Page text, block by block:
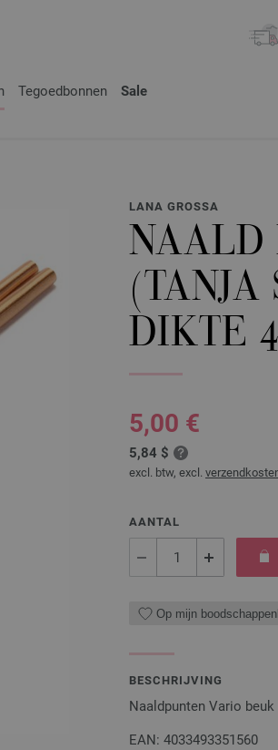
Tegoedbonnen Sale
LANA GROSSA
NAALD
(TANJA
DIKTE
5,00 €
5,84 $
excl. btw, excl.
AANTAL
Op mijn
BESCHRIJVING
Naaldpunten Vario beuk
EAN: 4033493351560